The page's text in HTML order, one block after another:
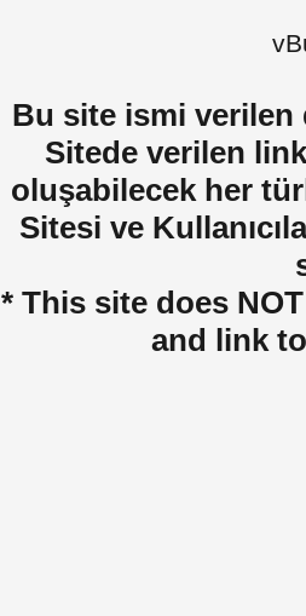
Bu site ismi verilen
Sitede verilen
oluşabilecek her
Sitesi ve
* This site does
and link